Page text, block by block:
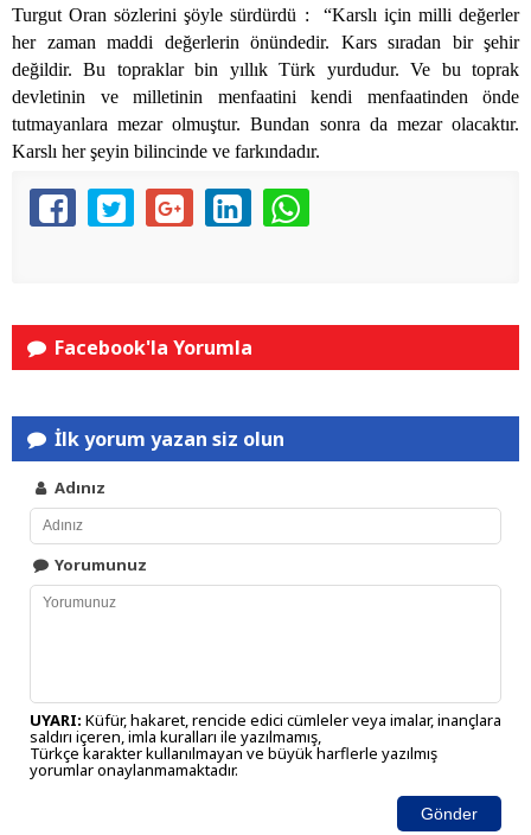
Turgut Oran sözlerini şöyle sürdürdü :
“Karslı için milli değerler
her zaman maddi değerlerin önündedir. Kars sıradan bir şehir
değildir. Bu topraklar bin yıllık Türk yurdudur. Ve bu toprak
devletinin ve milletinin menfaatini kendi menfaatinden önde
tutmayanlara mezar olmuştur. Bundan sonra da mezar olacaktır.
Karslı her şeyin bilincinde ve farkındadır.
Facebook'la Yorumla
İlk yorum yazan siz olun
Adınız
Yorumunuz
UYARI: Küfür, hakaret, rencide edici cümleler veya imalar, inançlara
saldırı içeren, imla kuralları ile yazılmamış,
Türkçe karakter kullanılmayan ve büyük harflerle yazılmış
yorumlar onaylanmamaktadır.
Gönder